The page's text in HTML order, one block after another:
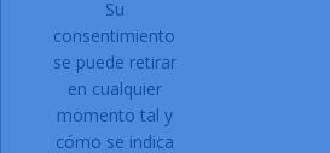
972 87 71 00
Solicitar acceso a la web.
Registro:
Si estais interesados en daros
Su
consentimiento
se puede retirar
en cualquier
momento tal y
cómo se indica